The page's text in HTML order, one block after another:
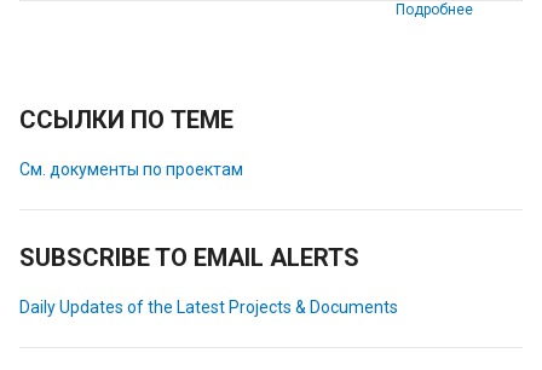
Подробнее
ССЫЛКИ ПО ТЕМЕ
См. документы по проектам
SUBSCRIBE TO EMAIL ALERTS
Daily Updates of the Latest Projects & Documents